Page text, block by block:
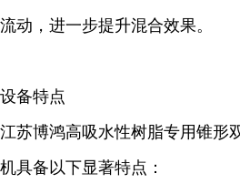
流动，进一步提升混合效果。
设备特点
江苏博鸿高吸水性树脂专用锥形
机具备以下显著特点：